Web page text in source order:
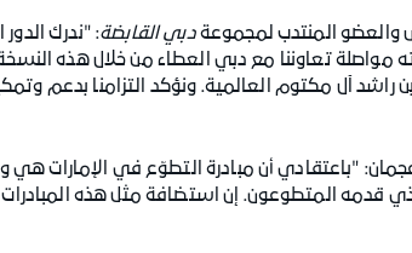
والعضو المنتدب لمجموعةدبي القابضة: "ندرك
تعاوننا مع دبي العطاء من خلال هذه
آل مكتوم العالمية. ونؤكد التزامنا بدعم
"باعتقادي أن مبادرة التطوّع في الإمارات هي
قدمه المتطوعون. إن استضافة مثل هذه